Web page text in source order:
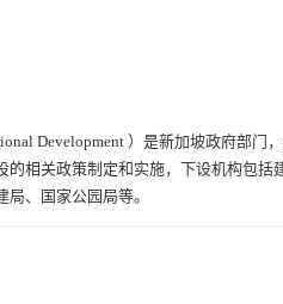
Development ）是新加坡政府部门
的相关政策制定和实施，下设机构包括
、国家公园局等。